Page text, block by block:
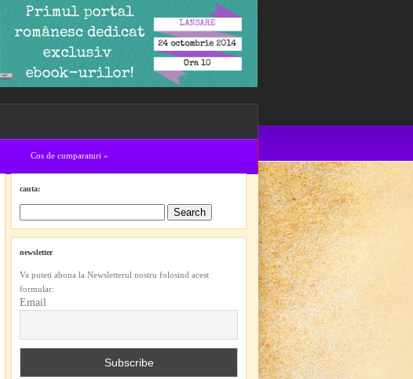
Cos de cumparaturi »
cauta:
newsletter
Va puteti abona la Newsletterul nostru folosind acest
formular:
Email